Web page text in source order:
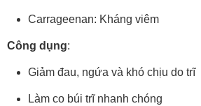
Carrageenan: Kháng viêm
Công dụng:
Giảm đau, ngứa và khó chịu do trĩ
Làm co búi trĩ nhanh chóng